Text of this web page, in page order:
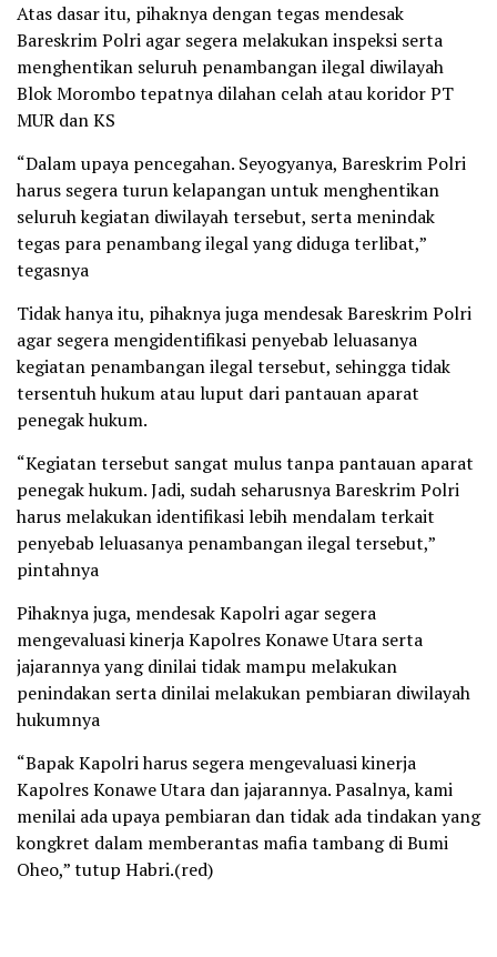
Atas dasar itu, pihaknya dengan tegas mendesak
Bareskrim Polri agar segera melakukan inspeksi serta
menghentikan seluruh penambangan ilegal diwilayah
Blok Morombo tepatnya dilahan celah atau koridor PT
MUR dan KS
“Dalam upaya pencegahan. Seyogyanya, Bareskrim Polri
harus segera turun kelapangan untuk menghentikan
seluruh kegiatan diwilayah tersebut, serta menindak
tegas para penambang ilegal yang diduga terlibat,”
tegasnya
Tidak hanya itu, pihaknya juga mendesak Bareskrim Polri
agar segera mengidentifikasi penyebab leluasanya
kegiatan penambangan ilegal tersebut, sehingga tidak
tersentuh hukum atau luput dari pantauan aparat
penegak hukum.
“Kegiatan tersebut sangat mulus tanpa pantauan aparat
penegak hukum. Jadi, sudah seharusnya Bareskrim Polri
harus melakukan identifikasi lebih mendalam terkait
penyebab leluasanya penambangan ilegal tersebut,”
pintahnya
Pihaknya juga, mendesak Kapolri agar segera
mengevaluasi kinerja Kapolres Konawe Utara serta
jajarannya yang dinilai tidak mampu melakukan
penindakan serta dinilai melakukan pembiaran diwilayah
hukumnya
“Bapak Kapolri harus segera mengevaluasi kinerja
Kapolres Konawe Utara dan jajarannya. Pasalnya, kami
menilai ada upaya pembiaran dan tidak ada tindakan yang
kongkret dalam memberantas mafia tambang di Bumi
Oheo,” tutup Habri.(red)